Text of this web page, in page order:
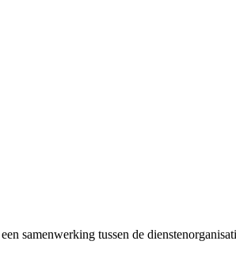
samenwerking tussen de